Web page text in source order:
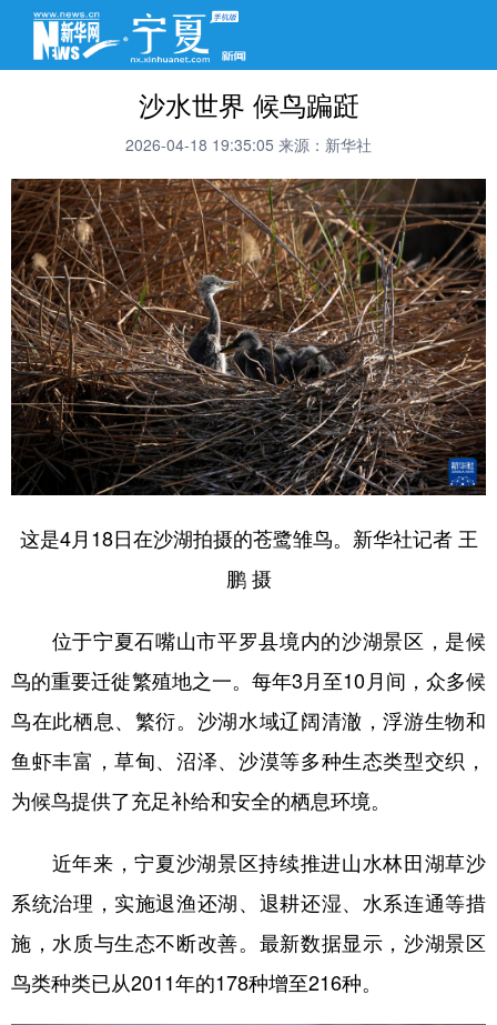
沙水世界 候鸟蹁跹
2026-04-18 19:35:05 来源：新华社
这是4月18日在沙湖拍摄的苍鹭雏鸟。新华社记者 王
鹏 摄
位于宁夏石嘴山市平罗县境内的沙湖景区，是候
鸟的重要迁徙繁殖地之一。每年3月至10月间，众多候
鸟在此栖息、繁衍。沙湖水域辽阔清澈，浮游生物和
鱼虾丰富，草甸、沼泽、沙漠等多种生态类型交织，
为候鸟提供了充足补给和安全的栖息环境。
近年来，宁夏沙湖景区持续推进山水林田湖草沙
系统治理，实施退渔还湖、退耕还湿、水系连通等措
施，水质与生态不断改善。最新数据显示，沙湖景区
鸟类种类已从2011年的178种增至216种。